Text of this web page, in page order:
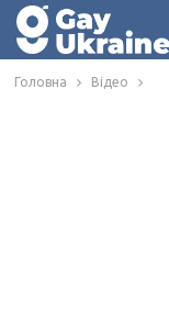
Головна Відео